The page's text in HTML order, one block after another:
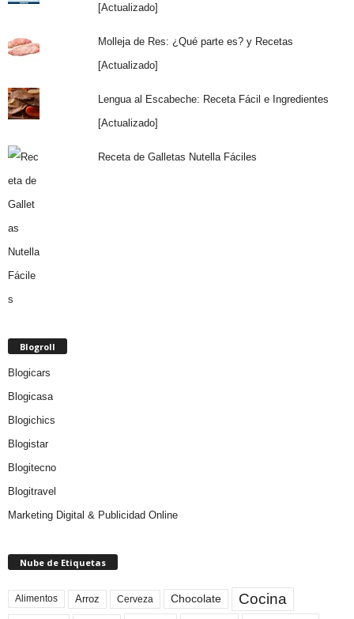
[Actualizado]
Molleja de Res: ¿Qué parte es? y Recetas
[Actualizado]
Lengua al Escabeche: Receta Fácil e Ingredientes
[Actualizado]
Receta de Galletas Nutella Fáciles
Blogroll
Blogicars
Blogicasa
Blogichics
Blogistar
Blogitecno
Blogitravel
Marketing Digital & Publicidad Online
Nube de Etiquetas
Alimentos Arroz Cerveza Chocolate Cocina